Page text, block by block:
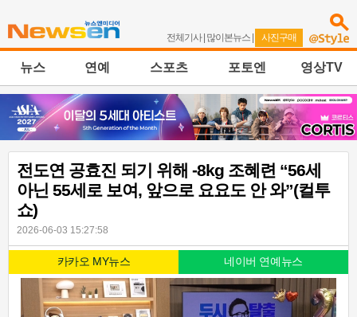
전체기사| 많이본뉴스 | 사진구매
뉴스 연예 스포츠 포토엔 영상TV
전도연 공효진 되기 위해 -8kg 조혜련 “56세
아닌 55세로 보여, 앞으로 요요도 안 와”(컬투
쇼)
2026-06-03 15:27:58
카카오 MY뉴스 네이버 연예뉴스